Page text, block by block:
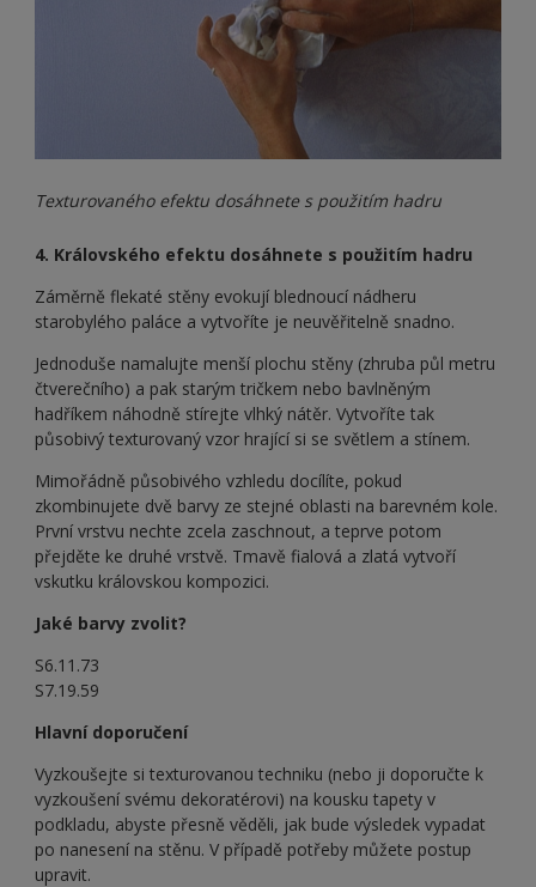
Texturovaného efektu dosáhnete s použitím hadru
4. Královského efektu dosáhnete s použitím hadru
Záměrně flekaté stěny evokují blednoucí nádheru
starobylého paláce a vytvoříte je neuvěřitelně snadno.
Jednoduše namalujte menší plochu stěny (zhruba půl metru
čtverečního) a pak starým tričkem nebo bavlněným
hadříkem náhodně stírejte vlhký nátěr. Vytvoříte tak
působivý texturovaný vzor hrající si se světlem a stínem.
Mimořádně působivého vzhledu docílíte, pokud
zkombinujete dvě barvy ze stejné oblasti na barevném kole.
První vrstvu nechte zcela zaschnout, a teprve potom
přejděte ke druhé vrstvě. Tmavě fialová a zlatá vytvoří
vskutku královskou kompozici.
Jaké barvy zvolit?
S6.11.73
S7.19.59
Hlavní doporučení
Vyzkoušejte si texturovanou techniku (nebo ji doporučte k
vyzkoušení svému dekoratérovi) na kousku tapety v
podkladu, abyste přesně věděli, jak bude výsledek vypadat
po nanesení na stěnu. V případě potřeby můžete postup
upravit.